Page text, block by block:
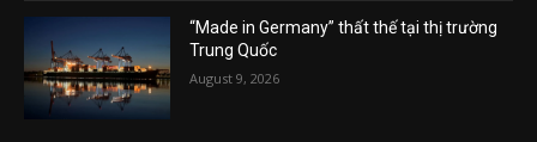
“Made in Germany” thất thế tại thị trường
Trung Quốc
August 9, 2026